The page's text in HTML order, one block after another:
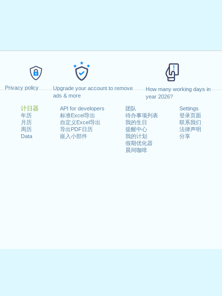
Privacy policy
Upgrade your account to remove
ads & more
How many working days in
year 2026?
计日器
年历
月历
周历
Data
API for developers
标准Excel导出
自定义Excel导出
导出PDF日历
嵌入小部件
团队
待办事项列表
我的生日
提醒中心
我的计划
假期优化器
晨间咖啡
Settings
登录页面
联系我们
法律声明
分享